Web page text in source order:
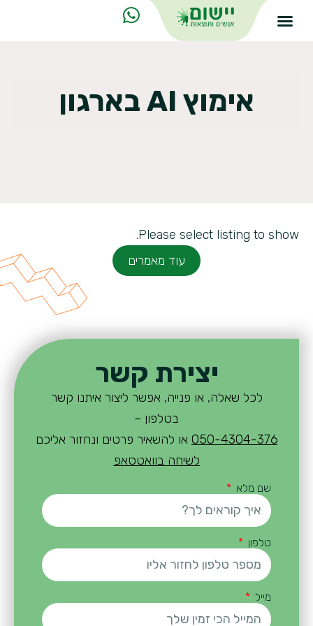
אימוץ AI בארגון
Please select listing to show.
עוד מאמרים
יצירת קשר
לכל שאלה, או פנייה, אפשר ליצור איתנו קשר
בטלפון –
050-4304-376 או להשאיר פרטים ונחזור אליכם
לשיחה בוואטסאפ
שם מלא
טלפון
מייל